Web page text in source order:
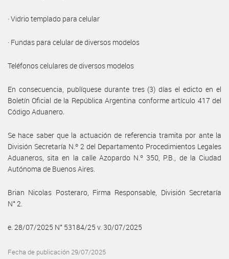
· Vidrio templado para celular
· Fundas para celular de diversos modelos
Teléfonos celulares de diversos modelos
En consecuencia, publíquese durante tres (3) días el edicto en el
Boletín Oficial de la República Argentina conforme artículo 417 del
Código Aduanero.
Se hace saber que la actuación de referencia tramita por ante la
División Secretaría N.º 2 del Departamento Procedimientos Legales
Aduaneros, sita en la calle Azopardo N.º 350, P.B., de la Ciudad
Autónoma de Buenos Aires.
Brian Nicolas Posteraro, Firma Responsable, División Secretaría
N° 2.
e. 28/07/2025 N° 53184/25 v. 30/07/2025
Fecha de publicación 29/07/2025